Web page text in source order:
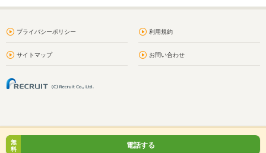
プライバシーポリシー 利用規約
サイトマップ お問い合わせ
無
料
電話する